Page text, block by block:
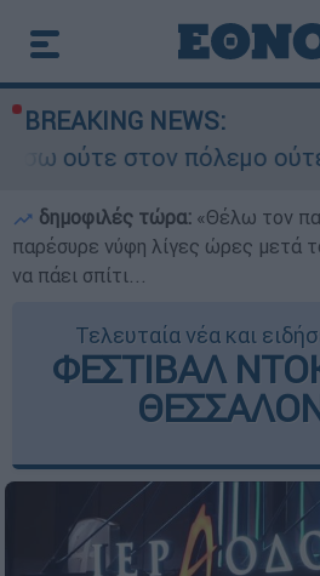
BREAKING NEWS:
πόλεμο ούτε στις
δημοφιλές τώρα: «Θέλω τον
παρέσυρε νύφη λίγες ώρες μετά
να πάει σπίτι...
Τελευταία νέα και
ΦΕΣΤΙΒΑΛ